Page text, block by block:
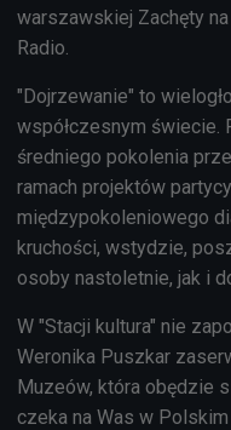
warszawskiej Zachęty
Radio.
"Dojrzewanie" to
współczesnym świecie.
średniego pokolenia
ramach projektów
międzypokoleniowego
kruchości, wstydzie,
osoby nastoletnie, jak i
W "Stacji kultura" nie
Weronika Puszkar
Muzeów, która obędzie
czeka na Was w